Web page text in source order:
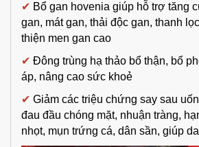
✔ Bổ gan hovenia giúp hỗ trợ tăng
gan, mát gan, thải độc gan, thanh
thiện men gan cao
✔ Đông trùng hạ thảo bổ thận, bổ
áp, nâng cao sức khoẻ
✔ Giảm các triệu chứng say sau
đau đầu chóng mặt, nhuận tràng,
nhọt, mụn trứng cá, dân sần, giúp